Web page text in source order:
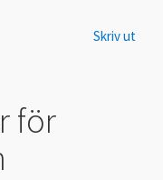
Skriv ut
för